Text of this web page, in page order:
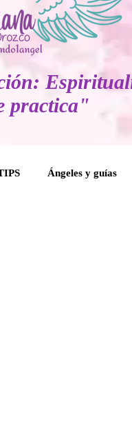
practica"
Ángeles y guías